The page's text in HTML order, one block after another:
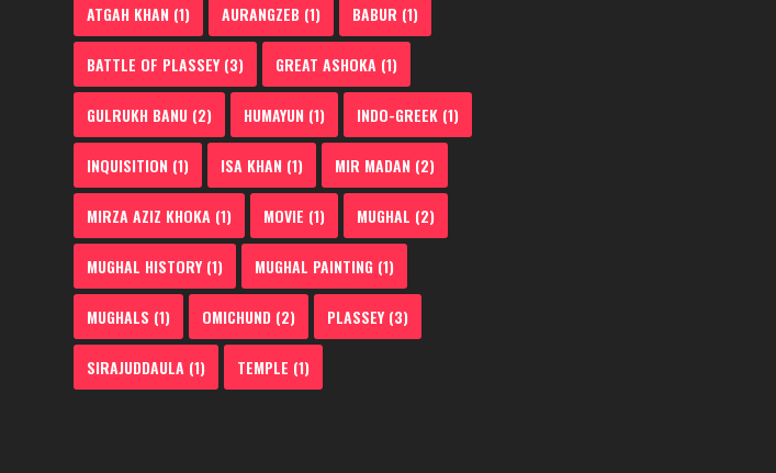
ATGAH KHAN (1) AURANGZEB (1) BABUR (1)
BATTLE OF PLASSEY(3) GREAT ASHOKA (1)
GULRUKH BANU (2) HUMAYUN (1) INDO-GREEK (1)
INQUISITION (1) ISA KHAN (1) MIR MADAN (2)
MIRZA AZIZ KHOKA (1) MOVIE (1) MUGHAL (2)
MUGHAL HISTORY(1) MUGHAL PAINTING (1)
MUGHALS (1) OMICHUND (2) PLASSEY(3)
SIRAJUDDAULA (1) TEMPLE (1)